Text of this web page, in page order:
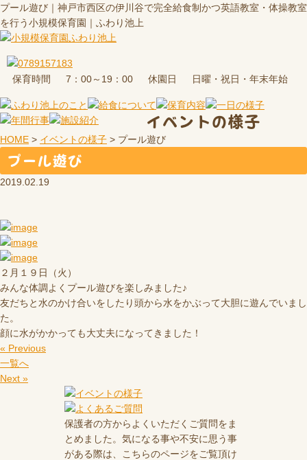
プール遊び｜神戸市西区の伊川谷で完全給食制かつ英語教室・体操教室
を行う小規模保育園｜ふわり池上
保育時間 7：00～19：00 休園日 日曜・祝日・年末年始
イベントの様子
HOME > イベントの様子 > プール遊び
プール遊び
2019.02.19
２月１９日（火）
みんな体調よくプール遊びを楽しみました♪
友だちと水のかけ合いをしたり頭から水をかぶって大胆に遊んでいまし
た。
顔に水がかかっても大丈夫になってきました！
« Previous
一覧へ
Next »
保護者の方からよくいただくご質問をま
とめました。気になる事や不安に思う事
がある際は、こちらのページをご覧頂け